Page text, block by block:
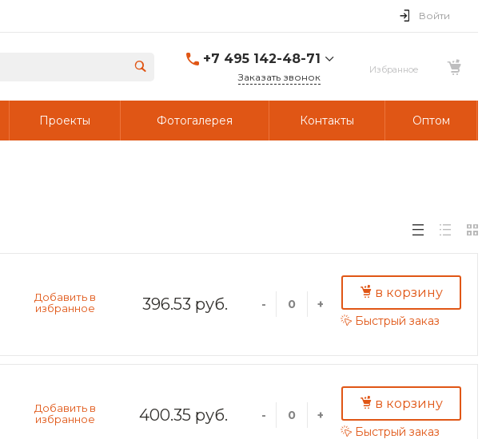
Войти
+7 495 142-48-71
Заказать звонок
Проекты Фотогалерея Контакты Оптом
396.53 руб. - +
в корзину
Быстрый заказ
400.35 руб. - +
в корзину
Быстрый заказ